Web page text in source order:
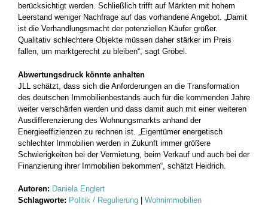
berücksichtigt werden. Schließlich trifft auf Märkten mit hohem
Leerstand weniger Nachfrage auf das vorhandene Angebot. „Damit
ist die Verhandlungsmacht der potenziellen Käufer größer.
Qualitativ schlechtere Objekte müssen daher stärker im Preis
fallen, um marktgerecht zu bleiben“, sagt Gröbel.
Abwertungsdruck könnte anhalten
JLL schätzt, dass sich die Anforderungen an die Transformation
des deutschen Immobilienbestands auch für die kommenden Jahre
weiter verschärfen werden und dass damit auch mit einer weiteren
Ausdifferenzierung des Wohnungsmarkts anhand der
Energieeffizienzen zu rechnen ist. „Eigentümer energetisch
schlechter Immobilien werden in Zukunft immer größere
Schwierigkeiten bei der Vermietung, beim Verkauf und auch bei der
Finanzierung ihrer Immobilien bekommen“, schätzt Heidrich.
Autoren: Daniela Englert
Schlagworte: Politik / Regulierung Wohnimmobilien